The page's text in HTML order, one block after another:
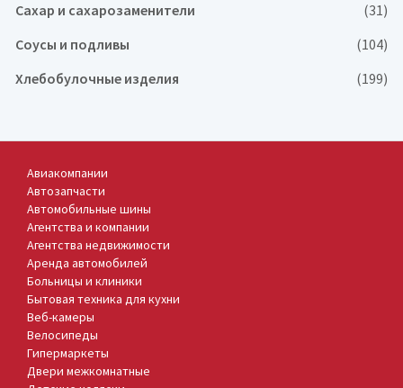
Сахар и сахарозаменители
(31)
Соусы и подливы
(104)
Хлебобулочные изделия
(199)
Авиакомпании
Автозапчасти
Автомобильные шины
Агентства и компании
Агентства недвижимости
Аренда автомобилей
Больницы и клиники
Бытовая техника для кухни
Веб-камеры
Велосипеды
Гипермаркеты
Двери межкомнатные